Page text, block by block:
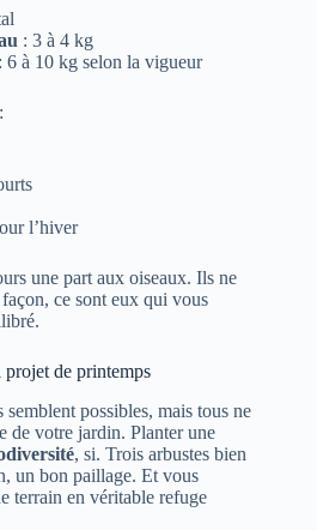
: 3 à 4 kg
: 6 à 10 kg selon la vigueur
l’hiver
une part aux oiseaux. Ils ne
ce sont eux qui vous
de printemps
possibles, mais tous ne
de votre jardin. Planter une
, si. Trois arbustes bien
un bon paillage. Et vous
terrain en véritable refuge